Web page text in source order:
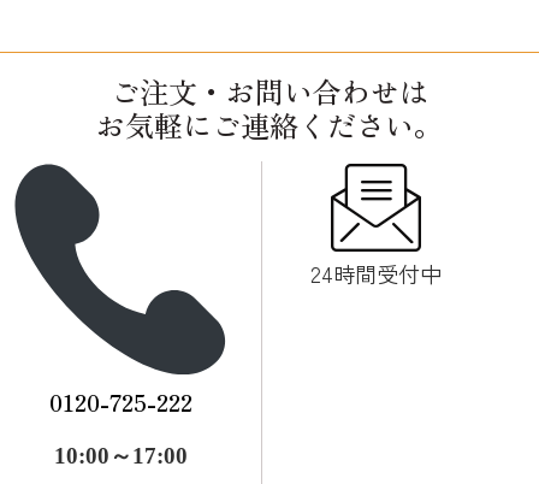
ご注文・お問い合わせは
お気軽にご連絡ください。
0120-725-222
10:00～17:00
24時間受付中